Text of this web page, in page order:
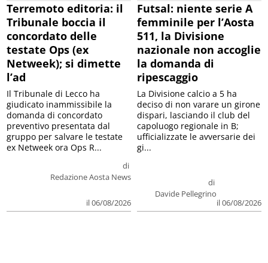
Terremoto editoria: il
Tribunale boccia il
concordato delle
testate Ops (ex
Netweek); si dimette
l’ad
di
Redazione Aosta News
il 06/08/2026
Il Tribunale di Lecco ha
giudicato inammissibile la
domanda di concordato
preventivo presentata dal
gruppo per salvare le testate
ex Netweek ora Ops R...
Futsal: niente serie A
femminile per l’Aosta
511, la Divisione
nazionale non accoglie
la domanda di
ripescaggio
di
Davide Pellegrino
il 06/08/2026
La Divisione calcio a 5 ha
deciso di non varare un girone
dispari, lasciando il club del
capoluogo regionale in B;
ufficializzate le avversarie dei
gi...